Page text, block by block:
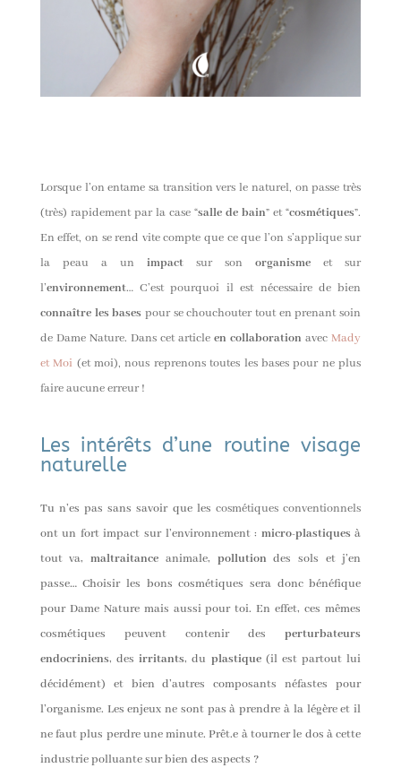
Lorsque l’on entame sa transition vers le naturel, on passe très
(très) rapidement par la case “salle de bain” et “cosmétiques”.
En effet, on se rend vite compte que ce que l’on s’applique sur
la peau a un impactsur sonorganisme et sur
l’environnement… C’est pourquoi il est nécessaire de bien
connaître les bases pour se chouchouter tout en prenant soin
de Dame Nature. Dans cet articleen collaboration avec Mady
et Moi (et moi), nous reprenons toutes les bases pour ne plus
faire aucune erreur !
Les intérêts d’une routine visage
naturelle
Tu n’es pas sans savoir que lescosmétiques conventionnels
ont un fort impact sur l’environnement : micro-plastiquesà
tout va,maltraitance animale, pollution des sols et j’en
passe… Choisir les bons cosmétiques sera donc bénéfique
pour Dame Nature mais aussi pour toi. En effet, ces mêmes
cosmétiques peuvent contenir desperturbateurs
endocriniens, desirritants, du plastique(il est partout lui
décidément) et bien d’autres composants néfastes pour
l’organisme. Les enjeux ne sont pas à prendre à la légère et il
ne faut plus perdre une minute. Prêt.e à tourner le dos à cette
industrie polluante sur bien des aspects ?